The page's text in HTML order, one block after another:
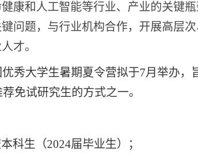
康和人工智能等行业、产业的关键
问题，与行业机构合作，开展高层
才。
秀大学生暑期夏令营拟于7月举办，
免试研究生的方式之一。
科生（2024届毕业生）；